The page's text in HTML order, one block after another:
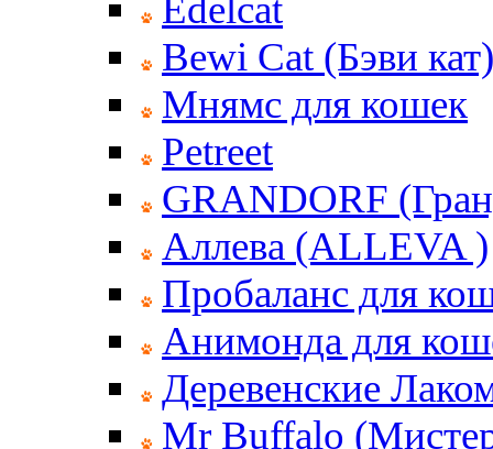
Edelcat
Bewi Cat (Бэви кат)
Мнямс для кошек
Petreet
GRANDORF
Аллева (ALLEVA )
Пробаланс для
Анимонда для
Деревенские
Mr Buffalo